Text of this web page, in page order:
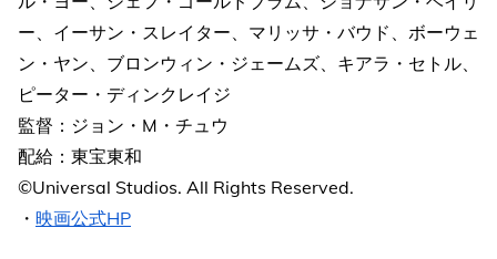
ー、イーサン・スレイター、マリッサ・バウド、ボーウェ
ン・ヤン、ブロンウィン・ジェームズ、キアラ・セトル、
ピーター・ディンクレイジ
監督：ジョン・M・チュウ
配給：東宝東和
©Universal Studios. All Rights Reserved.
・ 映画公式HP